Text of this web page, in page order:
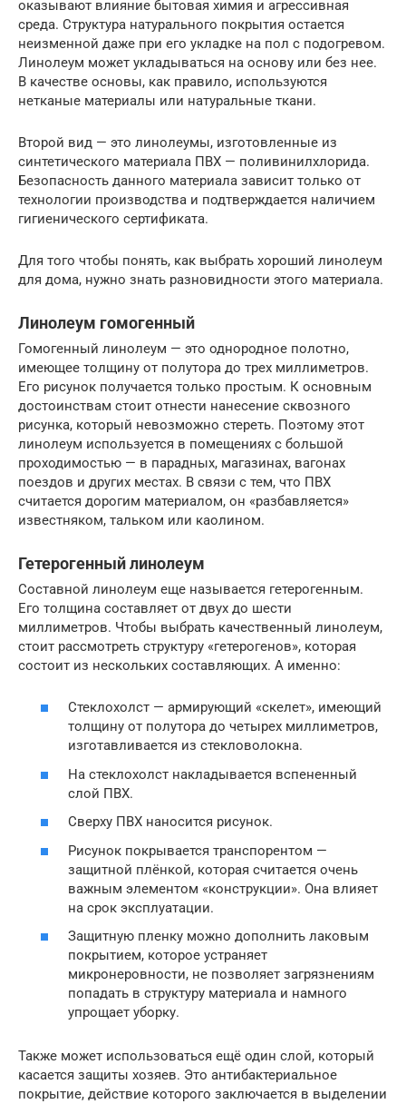
оказывают влияние бытовая химия и агрессивная
среда. Структура натурального покрытия остается
неизменной даже при его укладке на пол с подогревом.
Линолеум может укладываться на основу или без нее.
В качестве основы, как правило, используются
нетканые материалы или натуральные ткани.
Второй вид — это линолеумы, изготовленные из
синтетического материала ПВХ — поливинилхлорида.
Безопасность данного материала зависит только от
технологии производства и подтверждается наличием
гигиенического сертификата.
Для того чтобы понять, как выбрать хороший линолеум
для дома, нужно знать разновидности этого материала.
Линолеум гомогенный
Гомогенный линолеум — это однородное полотно,
имеющее толщину от полутора до трех миллиметров.
Его рисунок получается только простым. К основным
достоинствам стоит отнести нанесение сквозного
рисунка, который невозможно стереть. Поэтому этот
линолеум используется в помещениях с большой
проходимостью — в парадных, магазинах, вагонах
поездов и других местах. В связи с тем, что ПВХ
считается дорогим материалом, он «разбавляется»
известняком, тальком или каолином.
Гетерогенный линолеум
Составной линолеум еще называется гетерогенным.
Его толщина составляет от двух до шести
миллиметров. Чтобы выбрать качественный линолеум,
стоит рассмотреть структуру «гетерогенов», которая
состоит из нескольких составляющих. А именно:
Стеклохолст — армирующий «скелет», имеющий
толщину от полутора до четырех миллиметров,
изготавливается из стекловолокна.
На стеклохолст накладывается вспененный
слой ПВХ.
Сверху ПВХ наносится рисунок.
Рисунок покрывается транспорентом —
защитной плёнкой, которая считается очень
важным элементом «конструкции». Она влияет
на срок эксплуатации.
Защитную пленку можно дополнить лаковым
покрытием, которое устраняет
микронеровности, не позволяет загрязнениям
попадать в структуру материала и намного
упрощает уборку.
Также может использоваться ещё один слой, который
касается защиты хозяев. Это антибактериальное
покрытие, действие которого заключается в выделении